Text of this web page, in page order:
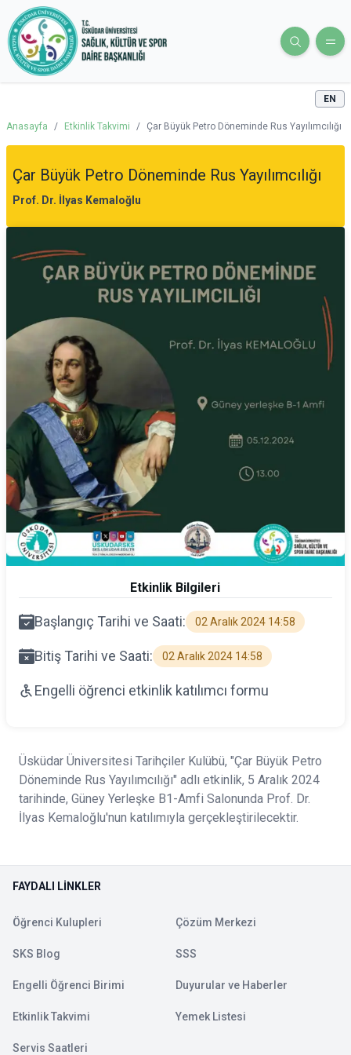
EN
Anasayfa / Etkinlik Takvimi / Çar Büyük Petro Döneminde Rus Yayılımcılığı
Çar Büyük Petro Döneminde Rus Yayılımcılığı
Prof. Dr. İlyas Kemaloğlu
Etkinlik Bilgileri
Başlangıç Tarihi ve Saati: 02 Aralık 2024 14:58
Bitiş Tarihi ve Saati: 02 Aralık 2024 14:58
Engelli öğrenci etkinlik katılımcı formu
Üsküdar Üniversitesi Tarihçiler Kulübü, "Çar Büyük Petro
Döneminde Rus Yayılımcılığı" adlı etkinlik, 5 Aralık 2024
tarihinde, Güney Yerleşke B1-Amfi Salonunda Prof. Dr.
İlyas Kemaloğlu'nun katılımıyla gerçekleştirilecektir.
FAYDALI LINKLER
Öğrenci Kulupleri Çözüm Merkezi
SKS Blog SSS
Engelli Öğrenci Birimi Duyurular ve Haberler
Etkinlik Takvimi Yemek Listesi
Servis Saatleri